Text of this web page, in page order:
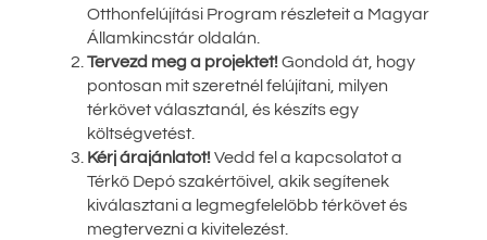
Otthonfelújítási Program részleteit a Magyar
Államkincstár oldalán.
Tervezd meg a projektet!Gondold át, hogy
pontosan mit szeretnél felújítani, milyen
térkövet választanál, és készíts egy
költségvetést.
Kérj árajánlatot!Vedd fel a kapcsolatot a
Térkő Depó szakértőivel, akik segítenek
kiválasztani a legmegfelelőbb térkövet és
megtervezni a kivitelezést.